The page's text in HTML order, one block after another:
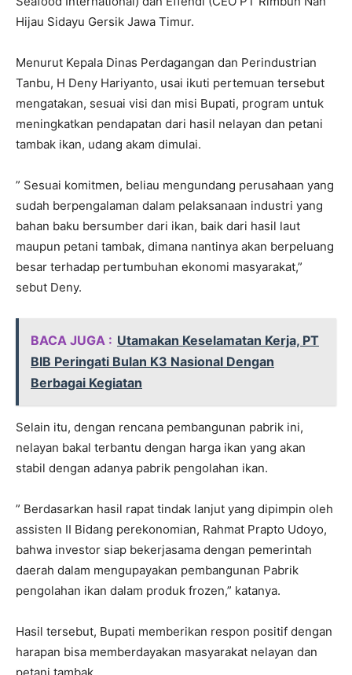
Hijau Sidayu Gersik Jawa Timur.
Menurut Kepala Dinas Perdagangan dan Perindustrian
Tanbu, H Deny Hariyanto, usai ikuti pertemuan tersebut
mengatakan, sesuai visi dan misi Bupati, program untuk
meningkatkan pendapatan dari hasil nelayan dan petani
tambak ikan, udang akam dimulai.
” Sesuai komitmen, beliau mengundang perusahaan yang
sudah berpengalaman dalam pelaksanaan industri yang
bahan baku bersumber dari ikan, baik dari hasil laut
maupun petani tambak, dimana nantinya akan berpeluang
besar terhadap pertumbuhan ekonomi masyarakat,”
sebut Deny.
BACA JUGA : Utamakan Keselamatan Kerja, PT
BIB Peringati Bulan K3 Nasional Dengan
Berbagai Kegiatan
Selain itu, dengan rencana pembangunan pabrik ini,
nelayan bakal terbantu dengan harga ikan yang akan
stabil dengan adanya pabrik pengolahan ikan.
” Berdasarkan hasil rapat tindak lanjut yang dipimpin oleh
assisten II Bidang perekonomian, Rahmat Prapto Udoyo,
bahwa investor siap bekerjasama dengan pemerintah
daerah dalam mengupayakan pembangunan Pabrik
pengolahan ikan dalam produk frozen,” katanya.
Hasil tersebut, Bupati memberikan respon positif dengan
harapan bisa memberdayakan masyarakat nelayan dan